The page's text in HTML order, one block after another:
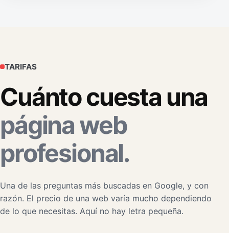
TARIFAS
Cuánto cuesta una
página web
profesional.
Una de las preguntas más buscadas en Google, y con
razón. El precio de una web varía mucho dependiendo
de lo que necesitas. Aquí no hay letra pequeña.